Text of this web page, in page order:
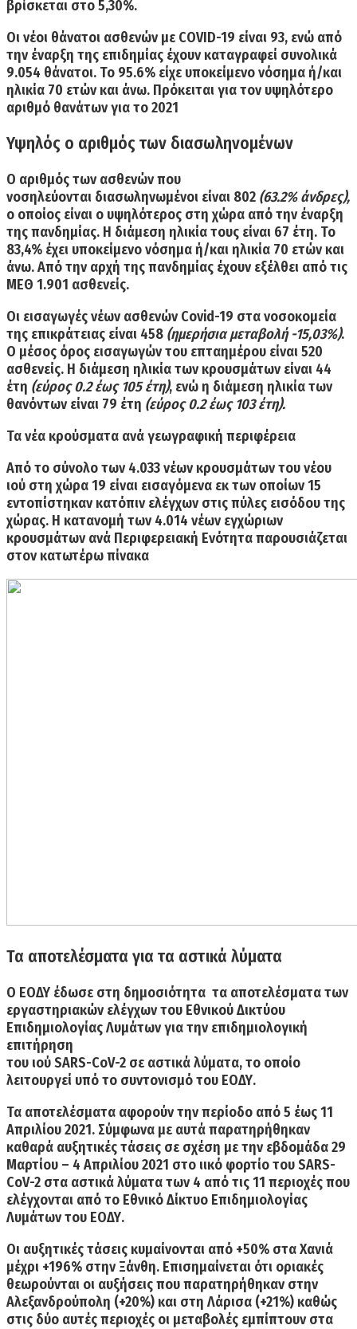
βρίσκεται στο5,30%.
Οι νέοι θάνατοι ασθενών με COVID-19 είναι 93, ενώ από
την έναρξη της επιδημίας έχουν καταγραφεί συνολικά
9.054 θάνατοι. Το 95.6% είχε υποκείμενο νόσημα ή/και
ηλικία 70 ετών και άνω. Πρόκειται για τον υψηλότερο
αριθμό θανάτων για το 2021
Υψηλός ο αριθμός των διασωληνομένων
Ο αριθμός των ασθενών που
νοσηλεύονται διασωληνωμένοι είναι 802 (63.2% άνδρες),
ο οποίος είναι ο υψηλότερος στη χώρα από την έναρξη
της πανδημίας. Η διάμεση ηλικία τους είναι 67 έτη. To
83,4% έχει υποκείμενο νόσημα ή/και ηλικία 70 ετών και
άνω. Από την αρχή της πανδημίας έχουν εξέλθει από τις
ΜΕΘ 1.901 ασθενείς.
Οι εισαγωγές νέων ασθενών Covid-19 στα νοσοκομεία
της επικράτειας είναι 458 (ημερήσια μεταβολή -15,03%).
Ο μέσος όρος εισαγωγών του επταημέρου είναι 520
ασθενείς. Η διάμεση ηλικία των κρουσμάτων είναι 44
έτη (εύρος 0.2 έως 105 έτη), ενώ η διάμεση ηλικία των
θανόντων είναι 79 έτη (εύρος 0.2 έως 103 έτη).
Τα νέα κρούσματα ανά γεωγραφική περιφέρεια
Από το σύνολο των 4.033 νέων κρουσμάτων του νέου
ιού στη χώρα 19 είναι εισαγόμενα εκ των οποίων 15
εντοπίστηκαν κατόπιν ελέγχων στις πύλες εισόδου της
χώρας. Η κατανομή των 4.014 νέων εγχώριων
κρουσμάτων ανά Περιφερειακή Ενότηταπαρουσιάζεται
στον κατωτέρω πίνακα
Τα αποτελέσματα για τα αστικά λύματα
Ο ΕΟΔΥ έδωσε στη δημοσιότητα τα αποτελέσματα των
εργαστηριακών ελέγχων του Εθνικού Δικτύου
Επιδημιολογίας Λυμάτωνγια την επιδημιολογική
επιτήρηση
του ιού SARS-CoV-2 σε αστικά λύματα,το οποίο
λειτουργεί υπό το συντονισμό του ΕΟΔΥ.
Τα αποτελέσματα αφορούν την περίοδο από 5 έως 11
Απριλίου 2021. Σύμφωνα με αυτά παρατηρήθηκαν
καθαρά αυξητικές τάσεις σε σχέση με την εβδομάδα 29
Μαρτίου – 4 Απριλίου 2021 στο ιικό φορτίο του SARS-
CoV-2 στα αστικά λύματα των 4 από τις 11 περιοχές που
ελέγχονται από το Εθνικό Δίκτυο Επιδημιολογίας
Λυμάτων του ΕΟΔΥ.
Οι αυξητικές τάσειςκυμαίνονται από +50% στα Χανιά
μέχρι +196% στην Ξάνθη. Επισημαίνεται ότι οριακές
θεωρούνται οι αυξήσεις που παρατηρήθηκαν στην
Αλεξανδρούπολη (+20%) και στη Λάρισα (+21%)καθώς
στις δύο αυτές περιοχές οι μεταβολές εμπίπτουν στα